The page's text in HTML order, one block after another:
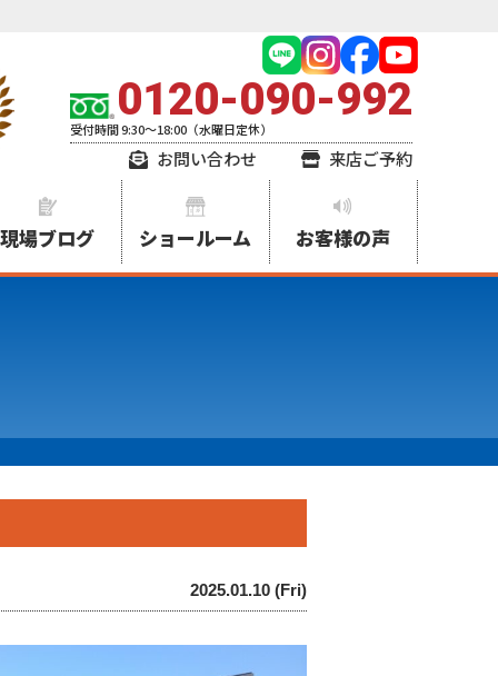
0120-090-992
受付時間 9:30～18:00（水曜日定休）
お問い合わせ 来店ご予約
現場ブログ ショールーム お客様の声
2025.01.10 (Fri)